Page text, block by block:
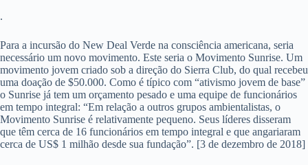
.
Para a incursão do New Deal Verde na consciência americana, seria
necessário um novo movimento. Este seria o Movimento Sunrise. Um
movimento jovem criado sob a direção do Sierra Club, do qual recebeu
uma doação de $50.000. Como é típico com “ativismo jovem de base”
o Sunrise já tem um orçamento pesado e uma equipe de funcionários
em tempo integral: “Em relação a outros grupos ambientalistas, o
Movimento Sunrise é relativamente pequeno. Seus líderes disseram
que têm cerca de 16 funcionários em tempo integral e que angariaram
cerca de US$ 1 milhão desde sua fundação”. [3 de dezembro de 2018]